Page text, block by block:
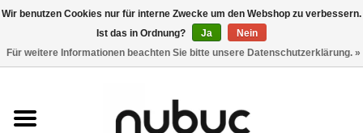
0 Artikel - CHF 0,00
Damen
Wir benutzen Cookies nur für interne Zwecke um den Webshop zu verbessern.
Ist das in Ordnung?
Ja
Nein
Für weitere Informationen beachten Sie bitte unsere Datenschutzerklärung. »